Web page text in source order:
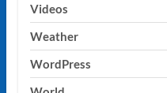
Videos
Weather
WordPress